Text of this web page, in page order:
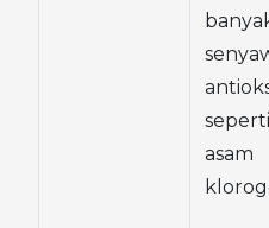
seperti
asam